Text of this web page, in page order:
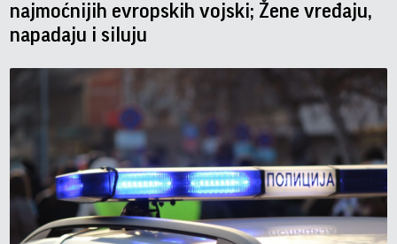
najmoćnijih evropskih vojski; Žene vređaju,
napadaju i siluju